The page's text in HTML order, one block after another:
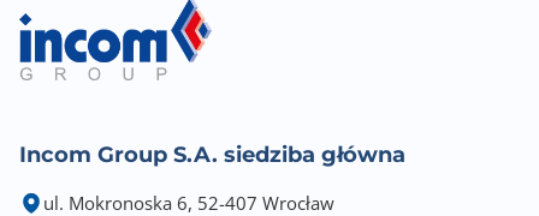
Incom Group S.A. siedziba główna
ul. Mokronoska 6, 52-407 Wrocław